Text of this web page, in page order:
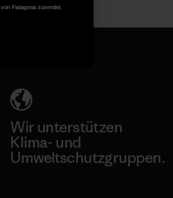
Wir unterstützen
Klima- und
Umweltschutzgruppen.
von Patagonia zusendet.